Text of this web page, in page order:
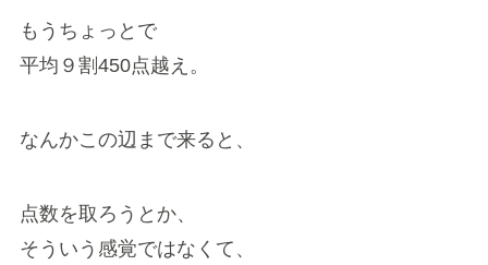
もうちょっとで
平均９割450点越え。
なんかこの辺まで来ると、
点数を取ろうとか、
そういう感覚ではなくて、